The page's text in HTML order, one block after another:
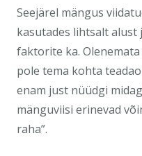
Seejärel mängus
kasutades lihtsalt
faktorite ka.
pole tema kohta
enam just nüüdgi
mänguviisi erinevad
raha”.